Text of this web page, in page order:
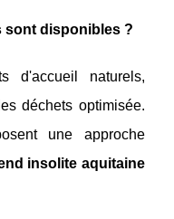
sont disponibles ?
d'accueil naturels,
déchets optimisée.
une approche
insolite aquitaine